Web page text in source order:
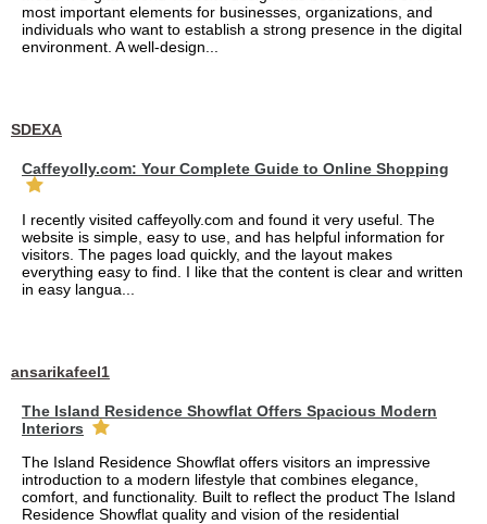
most important elements for businesses, organizations, and
individuals who want to establish a strong presence in the digital
environment. A well-design...
SDEXA
Caffeyolly.com: Your Complete Guide to Online Shopping
I recently visited caffeyolly.com and found it very useful. The
website is simple, easy to use, and has helpful information for
visitors. The pages load quickly, and the layout makes
everything easy to find. I like that the content is clear and written
in easy langua...
ansarikafeel1
The Island Residence Showflat Offers Spacious Modern
Interiors
The Island Residence Showflat offers visitors an impressive
introduction to a modern lifestyle that combines elegance,
comfort, and functionality. Built to reflect the product The Island
Residence Showflat quality and vision of the residential